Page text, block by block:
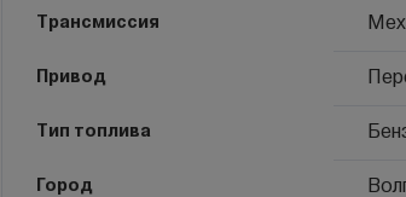
Трансмиссия
Привод
Тип топлива
Город